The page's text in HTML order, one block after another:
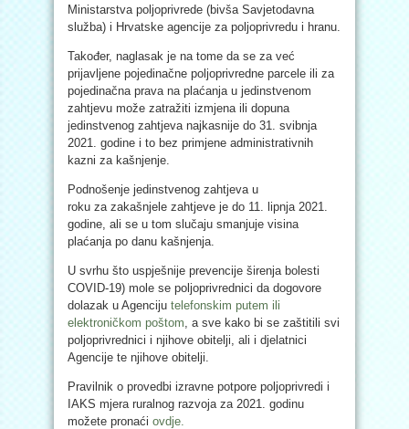
Ministarstva poljoprivrede (bivša Savjetodavna
služba) i Hrvatske agencije za poljoprivredu i hranu.
Također, naglasak je na tome da se za već
prijavljene pojedinačne poljoprivredne parcele ili za
pojedinačna prava na plaćanja u jedinstvenom
zahtjevu može zatražiti izmjena ili dopuna
jedinstvenog zahtjeva najkasnije do 31. svibnja
2021. godine i to bez primjene administrativnih
kazni za kašnjenje.
Podnošenje jedinstvenog zahtjeva u
roku za zakašnjele zahtjeve je do 11. lipnja 2021.
godine, ali se u tom slučaju smanjuje visina
plaćanja po danu kašnjenja.
U svrhu što uspješnije prevencije širenja bolesti
COVID-19) mole se poljoprivrednici da dogovore
dolazak u Agenciju telefonskim putem ili
elektroničkom poštom, a sve kako bi se zaštitili svi
poljoprivrednici i njihove obitelji, ali i djelatnici
Agencije te njihove obitelji.
Pravilnik o provedbi izravne potpore poljoprivredi i
IAKS mjera ruralnog razvoja za 2021. godinu
možete pronaći ovdje.